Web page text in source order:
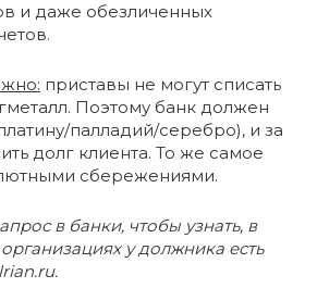
и даже обезличенных
приставы не могут списать
Поэтому банк должен
палладий/серебро), и за
долг клиента. То же самое
сбережениями.
в банки, чтобы узнать, в
у должника есть